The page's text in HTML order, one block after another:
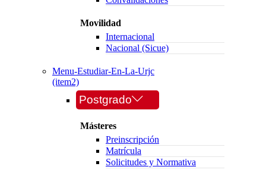
Movilidad
Internacional
Nacional (Sicue)
Menu-Estudiar-En-La-Urjc
(item2)
Postgrado
Másteres
Preinscripción
Matrícula
Solicitudes y Normativa